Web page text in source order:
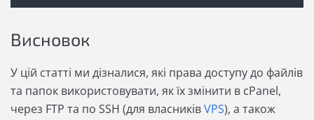
Висновок
У цій статті ми дізналися, які права доступу до файлів
та папок використовувати, як їх змінити в cPanel,
через FTP та по SSH (для власниківVPS), а також